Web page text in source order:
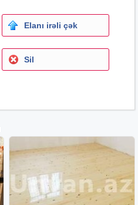
Elanı irəli çək
Sil